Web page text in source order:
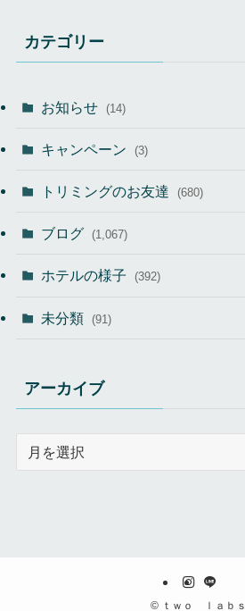
カテゴリー
お知らせ (14)
キャンペーン (3)
トリミングのお友達 (680)
ブログ (1,067)
ホテルの様子 (392)
未分類 (91)
アーカイブ
©ｔｗｏ ｌａｂｓ.